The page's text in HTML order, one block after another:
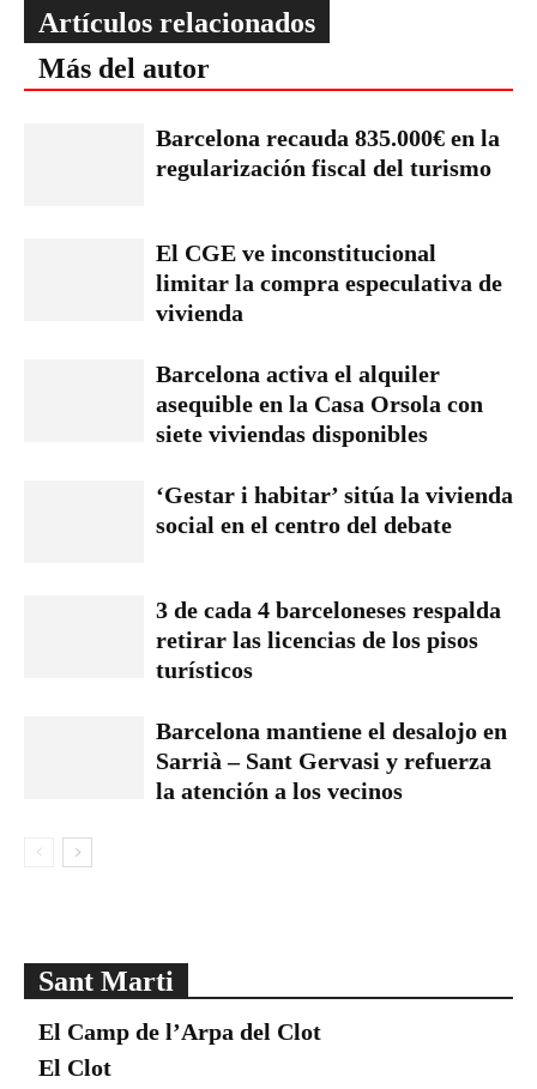
Artículos relacionados
Más del autor
Barcelona recauda 835.000€ en la
regularización fiscal del turismo
El CGE ve inconstitucional
limitar la compra especulativa de
vivienda
Barcelona activa el alquiler
asequible en la Casa Orsola con
siete viviendas disponibles
‘Gestar i habitar’ sitúa la vivienda
social en el centro del debate
3 de cada 4 barceloneses respalda
retirar las licencias de los pisos
turísticos
Barcelona mantiene el desalojo en
Sarrià – Sant Gervasi y refuerza
la atención a los vecinos
Sant Marti
El Camp de l’Arpa del Clot
El Clot